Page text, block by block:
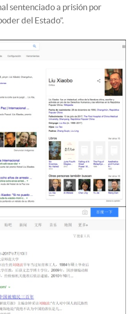
sentenciado a prisión por
del Estado”.